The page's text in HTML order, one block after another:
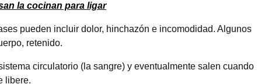
la cocinan para ligar
pueden incluir dolor, hinchazón e incomodidad. Algunos
retenido.
circulatorio (la sangre) y eventualmente salen cuando
libere.